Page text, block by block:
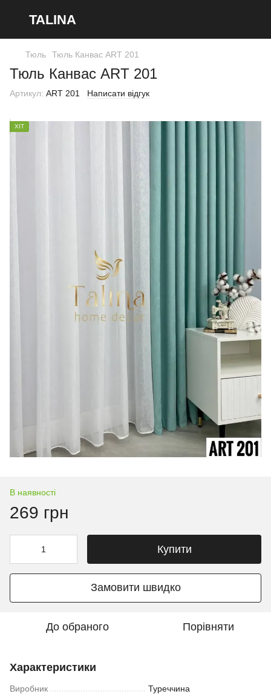
TALINA
Тюль Тюль Канвас ART 201
Тюль Канвас ART 201
Артикул: ART 201 Написати відгук
ХІТ
В наявності
269 грн
Купити
Замовити швидко
До обраного Порівняти
Характеристики
Виробник Туреччина